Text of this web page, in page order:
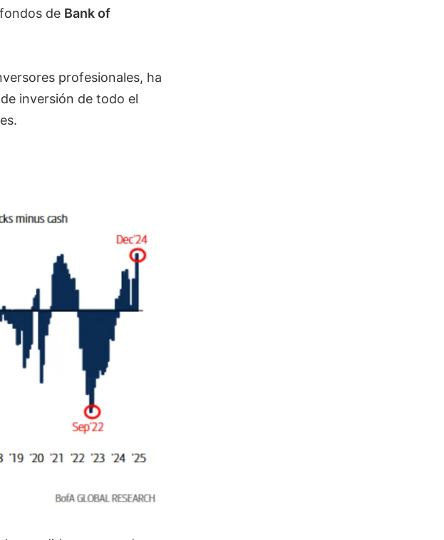
de Bank of
profesionales, ha
inversión de todo el